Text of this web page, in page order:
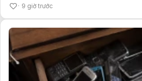
9 giờ trước